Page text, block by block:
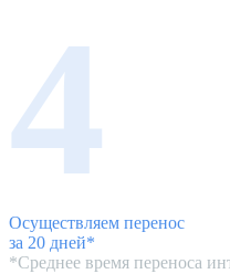
4
Осуществляем перенос
за 20 дней*
*Среднее время переноса